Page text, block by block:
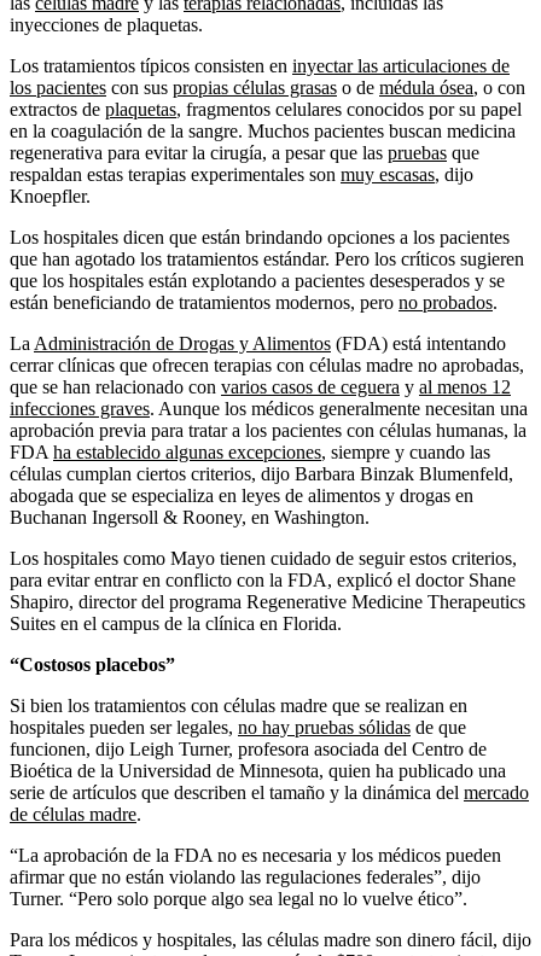
inyecciones de plaquetas.
Los tratamientos típicos consisten en inyectar las articulaciones de
los pacientes con sus propias células grasas o de médula ósea, o con
extractos de plaquetas, fragmentos celulares conocidos por su papel
en la coagulación de la sangre. Muchos pacientes buscan medicina
regenerativa para evitar la cirugía, a pesar que las pruebas que
respaldan estas terapias experimentales son muy escasas, dijo
Knoepfler.
Los hospitales dicen que están brindando opciones a los pacientes
que han agotado los tratamientos estándar. Pero los críticos sugieren
que los hospitales están explotando a pacientes desesperados y se
están beneficiando de tratamientos modernos, pero no probados.
La Administración de Drogas y Alimentos (FDA) está intentando
cerrar clínicas que ofrecen terapias con células madre no aprobadas,
que se han relacionado con varios casos de ceguera y al menos 12
infecciones graves. Aunque los médicos generalmente necesitan una
aprobación previa para tratar a los pacientes con células humanas, la
FDA ha establecido algunas excepciones, siempre y cuando las
células cumplan ciertos criterios, dijo Barbara Binzak Blumenfeld,
abogada que se especializa en leyes de alimentos y drogas en
Buchanan Ingersoll & Rooney, en Washington.
Los hospitales como Mayo tienen cuidado de seguir estos criterios,
para evitar entrar en conflicto con la FDA, explicó el doctor Shane
Shapiro, director del programa Regenerative Medicine Therapeutics
Suites en el campus de la clínica en Florida.
“Costosos placebos”
Si bien los tratamientos con células madre que se realizan ​​en
hospitales pueden ser legales, no hay pruebas sólidas de que
funcionen, dijo Leigh Turner, profesora asociada del Centro de
Bioética de la Universidad de Minnesota, quien ha publicado una
serie de artículos que describen el tamaño y la dinámica del mercado
de células madre.
“La aprobación de la FDA no es necesaria y los médicos pueden
afirmar que no están violando las regulaciones federales”, dijo
Turner. “Pero solo porque algo sea legal no lo vuelve ético”.
Para los médicos y hospitales, las células madre son dinero fácil, dijo